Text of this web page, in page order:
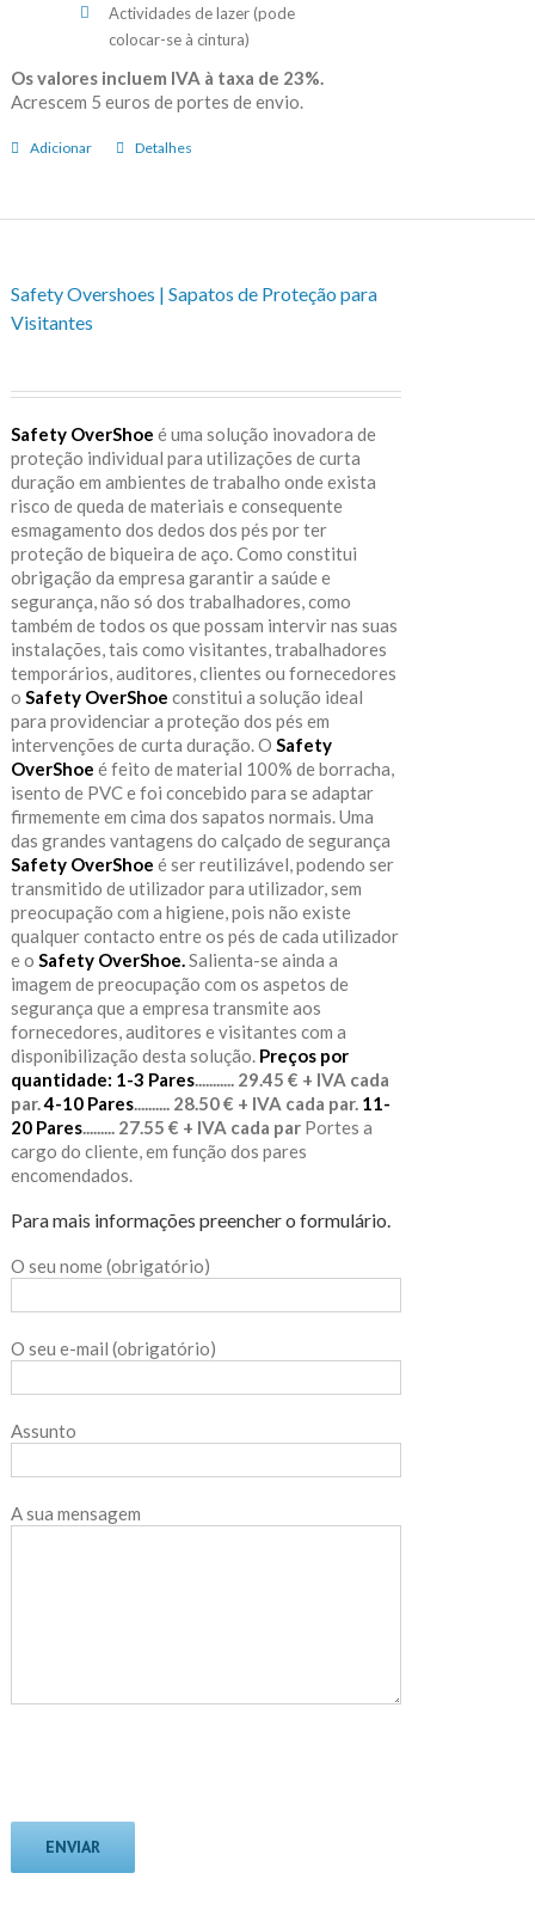
Actividades de lazer (pode
colocar-se à cintura)
Os valores incluem IVA à taxa de 23%.
Acrescem 5 euros de portes de envio.
Adicionar Detalhes
Safety Overshoes | Sapatos de Proteção para
Visitantes
Safety OverShoe é uma solução inovadora de
proteção individual para utilizações de curta
duração em ambientes de trabalho onde exista
risco de queda de materiais e consequente
esmagamento dos dedos dos pés por ter
proteção de biqueira de aço. Como constitui
obrigação da empresa garantir a saúde e
segurança, não só dos trabalhadores, como
também de todos os que possam intervir nas suas
instalações, tais como visitantes, trabalhadores
temporários, auditores, clientes ou fornecedores
o Safety OverShoe constitui a solução ideal
para providenciar a proteção dos pés em
intervenções de curta duração. O Safety
OverShoe é feito de material 100% de borracha,
isento de PVC e foi concebido para se adaptar
firmemente em cima dos sapatos normais. Uma
das grandes vantagens do calçado de segurança
Safety OverShoe é ser reutilizável, podendo ser
transmitido de utilizador para utilizador, sem
preocupação com a higiene, pois não existe
qualquer contacto entre os pés de cada utilizador
e o Safety OverShoe. Salienta-se ainda a
imagem de preocupação com os aspetos de
segurança que a empresa transmite aos
fornecedores, auditores e visitantes com a
disponibilização desta solução. Preços por
quantidade: 1-3 Pares........... 29.45 € + IVA cada
par. 4-10 Pares.......... 28.50 € + IVA cada par. 11-
20 Pares......... 27.55 € + IVA cada parPortes a
cargo do cliente, em função dos pares
encomendados.
Para mais informações preencher o formulário.
O seu nome (obrigatório)
O seu e-mail (obrigatório)
Assunto
A sua mensagem